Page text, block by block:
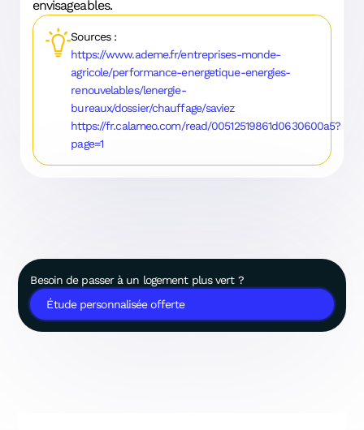
envisageables.
Sources :
https://www.ademe.fr/entreprises-monde-
agricole/performance-energetique-energies-
renouvelables/lenergie-
bureaux/dossier/chauffage/saviez
https://fr.calameo.com/read/00512519861d0630600a5?
page=1
Besoin de passer à un logement plus vert ?
Étude personnalisée offerte